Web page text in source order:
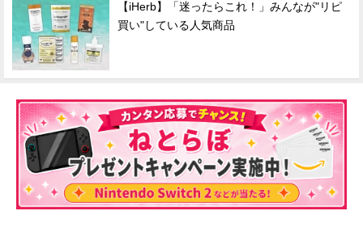
【iHerb】「迷ったらこれ！」みんなが"リピ
買い"している人気商品